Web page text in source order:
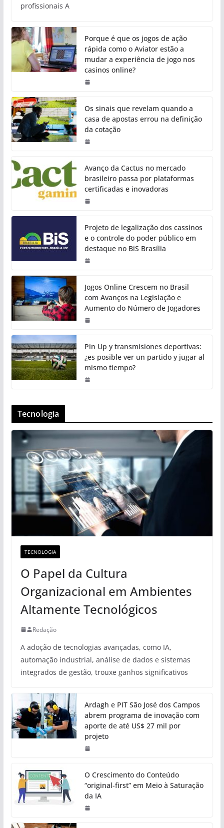
profissionais A
Porque é que os jogos de ação
rápida como o Aviator estão a
mudar a experiência de jogo nos
casinos online?
Os sinais que revelam quando a
casa de apostas errou na definição
da cotação
Avanço da Cactus no mercado
brasileiro passa por plataformas
certificadas e inovadoras
Projeto de legalização dos cassinos
e o controle do poder público em
destaque no BiS Brasília
Jogos Online Crescem no Brasil
com Avanços na Legislação e
Aumento do Número de Jogadores
Pin Up y transmisiones deportivas:
¿es posible ver un partido y jugar al
mismo tiempo?
Tecnologia
TECNOLOGIA
O Papel da Cultura
Organizacional em Ambientes
Altamente Tecnológicos
Redação
A adoção de tecnologias avançadas, como IA,
automação industrial, análise de dados e sistemas
integrados de gestão, trouxe ganhos significativos
Ardagh e PIT São José dos Campos
abrem programa de inovação com
aporte de até US$ 27 mil por
projeto
O Crescimento do Conteúdo
“original-first” em Meio à Saturação
da IA